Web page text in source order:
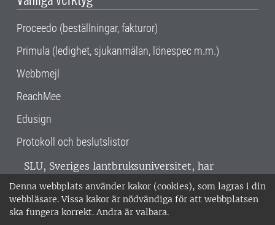
Denna webbplats använder kakor (cookies), som lagras i din
webbläsare. Vissa kakor är nödvändiga för att webbplatsen
ska fungera korrekt. Andra är valbara.
Proceedo (beställningar, fakturor)
Primula (ledighet, sjukanmälan, lönespec m.m.)
Webbmejl
ReachMee
Edusign
Protokoll och beslutslistor
SLU, Sveriges lantbruksuniversitet, har
verksamhet över hela Sverige. Huvudorter är
Alnarp, Uppsala och Umeå.SLU är
miljöcertifierat enligt ISO 14001. •